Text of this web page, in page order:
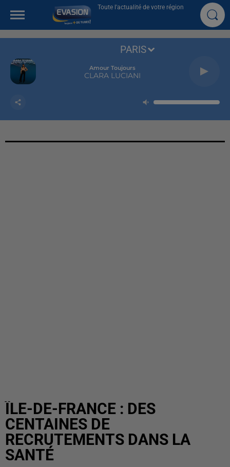
Toute l'actualité de votre région
Amour Toujours
CLARA LUCIANI
PARIS
ÎLE-DE-FRANCE : DES
CENTAINES DE
RECRUTEMENTS DANS LA
SANTÉ